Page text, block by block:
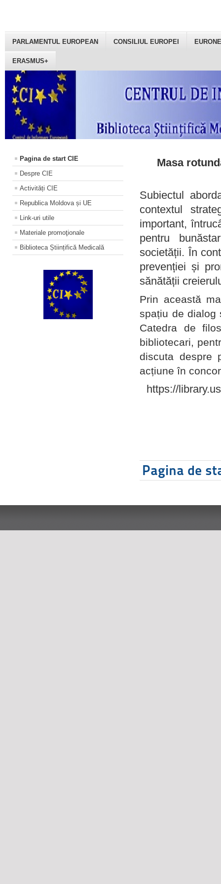
PARLAMENTUL EUROPEAN CONSILIUL EUROPEI
ERASMUS+
Pagina de start CIE
Despre CIE
Activități CIE
Republica Moldova și UE
Link-uri utile
Materiale promoţionale
Biblioteca Științifică Medicală
Masa
Subiectul
contextul
important,
pentru
societății. În
prevenției și
sănătății
Prin această
spațiu de dialog
Catedra de
bibliotecari,
discuta despre
acțiune în
https://
Pagina de